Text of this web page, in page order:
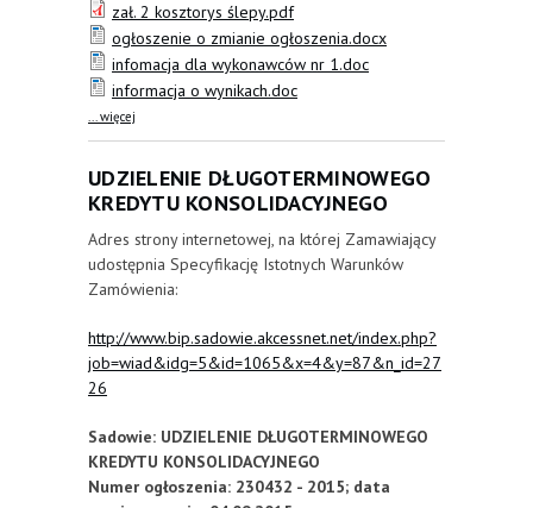
zał. 2 kosztorys ślepy.pdf
ogłoszenie o zmianie ogłoszenia.docx
infomacja dla wykonawców nr 1.doc
informacja o wynikach.doc
... więcej
Krzczonów, gm. Opatowiec
UDZIELENIE DŁUGOTERMINOWEGO
KREDYTU KONSOLIDACYJNEGO
Adres strony internetowej, na której Zamawiający
udostępnia Specyfikację Istotnych Warunków
Zamówienia:
http://www.bip.sadowie.akcessnet.net/index.php?
job=wiad&idg=5&id=1065&x=4&y=87&n_id=27
26
Sadowie: UDZIELENIE DŁUGOTERMINOWEGO
KREDYTU KONSOLIDACYJNEGO
Numer ogłoszenia: 230432 - 2015; data